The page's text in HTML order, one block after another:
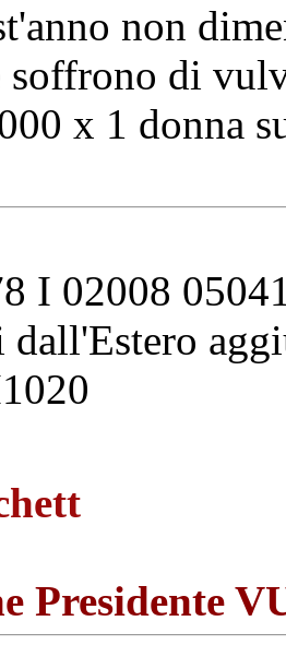
non
soffrono di
x 1 donna
I 02008
Presidente